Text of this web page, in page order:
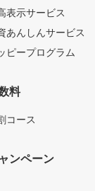
表示サービス
あんしんサービス
ピープログラム
料
コース
ンペーン